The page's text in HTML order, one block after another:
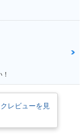
レビューを見